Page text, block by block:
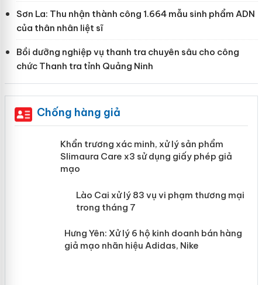
Sơn La: Thu nhận thành công 1.664 mẫu sinh phẩm ADN
của thân nhân liệt sĩ
Bồi dưỡng nghiệp vụ thanh tra chuyên sâu cho công
chức Thanh tra tỉnh Quảng Ninh
Chống hàng giả
Khẩn trương xác minh, xử lý sản phẩm
Slimaura Care x3 sử dụng giấy phép
mại trong tháng 7